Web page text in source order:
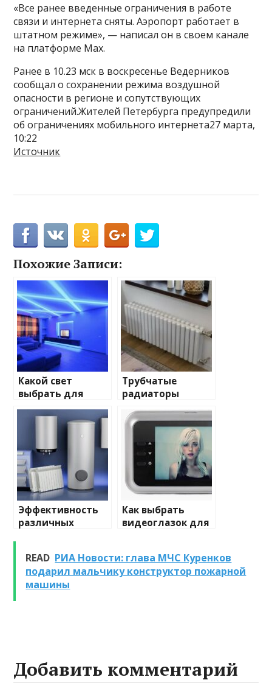
«Все ранее введенные ограничения в работе
связи и интернета сняты. Аэропорт работает в
штатном режиме», — написал он в своем канале
на платформе Max.
Ранее в 10.23 мск в воскресенье Ведерников
сообщал о сохранении режима воздушной
опасности в регионе и сопутствующих
ограничений.Жителей Петербурга предупредили
об ограничениях мобильного интернета27 марта,
10:22
Источник
Похожие Записи:
Какой свет
выбрать для
домашнего
освещения
Трубчатые
радиаторы
и характеристики
Эффективность
различных
очистке и
промывке котлов
Как выбрать
видеоглазок для
READ РИА Новости: глава МЧС Куренков
подарил мальчику конструктор пожарной
машины
Добавить комментарий